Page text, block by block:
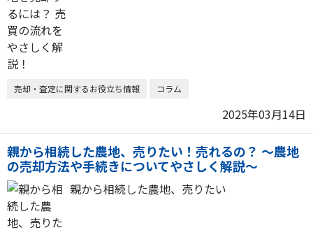
売却・査定に関するお役立ち情報 コラム
2025年03月14日
親から相続した農地、売りたい！売れるの？ 〜農地
の売却方法や手続きについてやさしく解説〜
親から相続した農地、売りたい